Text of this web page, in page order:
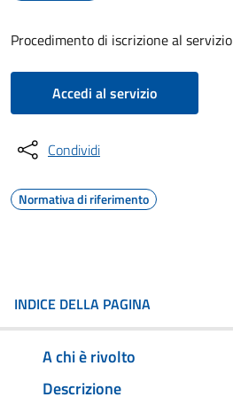
Procedimento di iscrizione al servizio
Accedi al servizio
Condividi
Normativa di riferimento
INDICE DELLA PAGINA
A chi è rivolto
Descrizione